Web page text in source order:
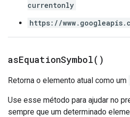
currentonly
https://
asEquationSymbol( )
Retorna o elemento atual como um
Use esse método para ajudar no
sempre que um determinado